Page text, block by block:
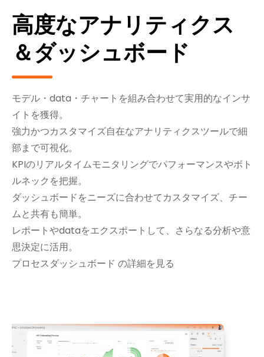
高度なアナリティクス
＆ダッシュボード
モデル・data・チャートを組み合わせて実用的なインサ
イトを獲得。
強力かつカスタマイズ自在なアナリティクスツールで細
部まで可視化。
KPIのリアルタイムモニタリングでパフォーマンスやボト
ルネックを把握。
ダッシュボードをニーズに合わせてカスタマイズ、チー
ムと共有も簡単。
レポートやdataをエクスポートして、さらなる分析や意
思決定に活用。
プロセスダッシュボード の詳細を見る